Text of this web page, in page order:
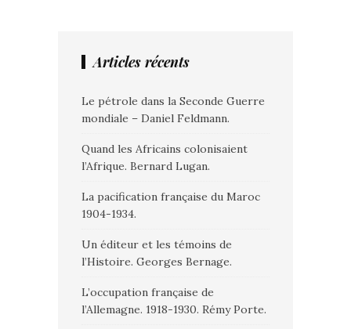
Articles récents
Le pétrole dans la Seconde Guerre
mondiale – Daniel Feldmann.
Quand les Africains colonisaient
l’Afrique. Bernard Lugan.
La pacification française du Maroc
1904-1934.
Un éditeur et les témoins de
l’Histoire. Georges Bernage.
L’occupation française de
l’Allemagne. 1918-1930. Rémy Porte.